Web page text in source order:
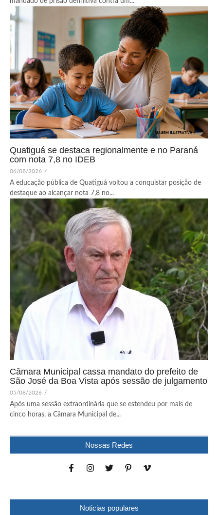
Quatiguá se destaca regionalmente e no Paraná
com nota 7,8 no IDEB
06/08/2026 /
A educação pública de Quatiguá voltou a conquistar posição de
destaque ao alcançar nota 7,8 no...
Câmara Municipal cassa mandato do prefeito de
São José da Boa Vista após sessão de julgamento
05/08/2026 /
Após uma sessão extraordinária que se estendeu por mais de
cinco horas, a Câmara Municipal de...
Nossas Redes
Noticias populares